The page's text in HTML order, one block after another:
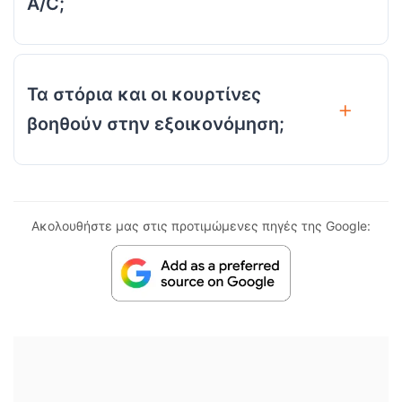
Τα στόρια και οι κουρτίνες
βοηθούν στην εξοικονόμηση;
Ακολουθήστε μας στις προτιμώμενες πηγές της Google: